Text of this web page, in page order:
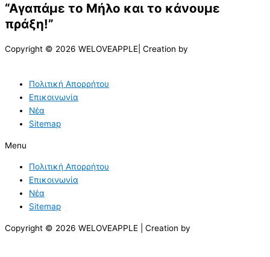
“Αγαπάμε το Μήλο και το κάνουμε
πράξη!”
Copyright © 2026 WELOVEAPPLE| Creation by
Πολιτική Απορρήτου
Επικοινωνία
Νέα
Sitemap
Menu
Πολιτική Απορρήτου
Επικοινωνία
Νέα
Sitemap
Copyright © 2026 WELOVEAPPLE | Creation by